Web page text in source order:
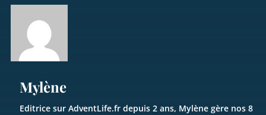
Mylène
Editrice sur AdventLife.fr depuis 2 ans, Mylène gère nos 8